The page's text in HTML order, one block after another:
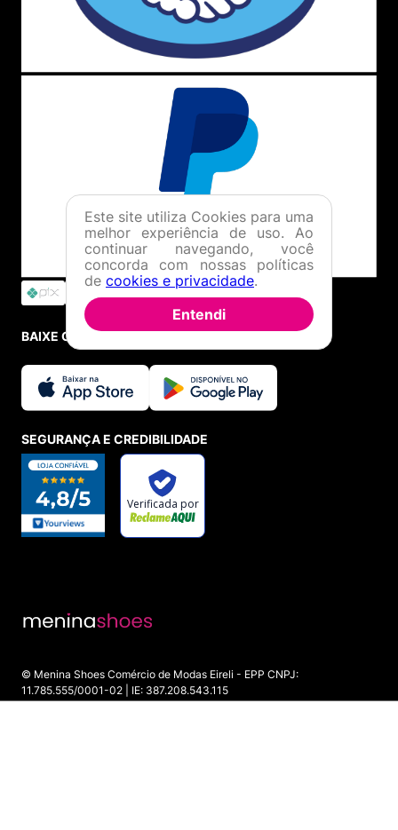
BAIXE O APP
SEGURANÇA E CREDIBILIDADE
© Menina Shoes Comércio de Modas Eireli - EPP CNPJ:
11.785.555/0001-02 | IE: 387.208.543.115
Este site utiliza Cookies para uma
melhor experiência de uso. Ao
continuar navegando, você
concorda com nossas políticas
de cookies e privacidade.
Entendi